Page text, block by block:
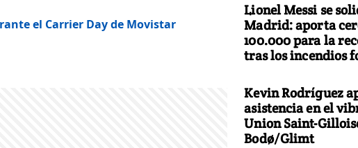
el Carrier Day de Movistar
Lionel Messi se
Madrid: aporta
100.000 para la
tras los incendios
Kevin Rodríguez
asistencia en el
Union Saint-
Bodø/Glimt